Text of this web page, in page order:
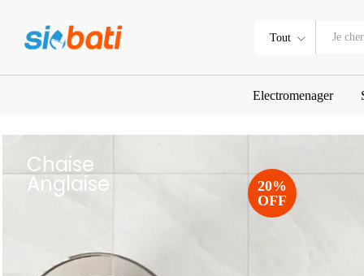
Tout
Electromenager
Chaise
Anglaise
20%
OFF